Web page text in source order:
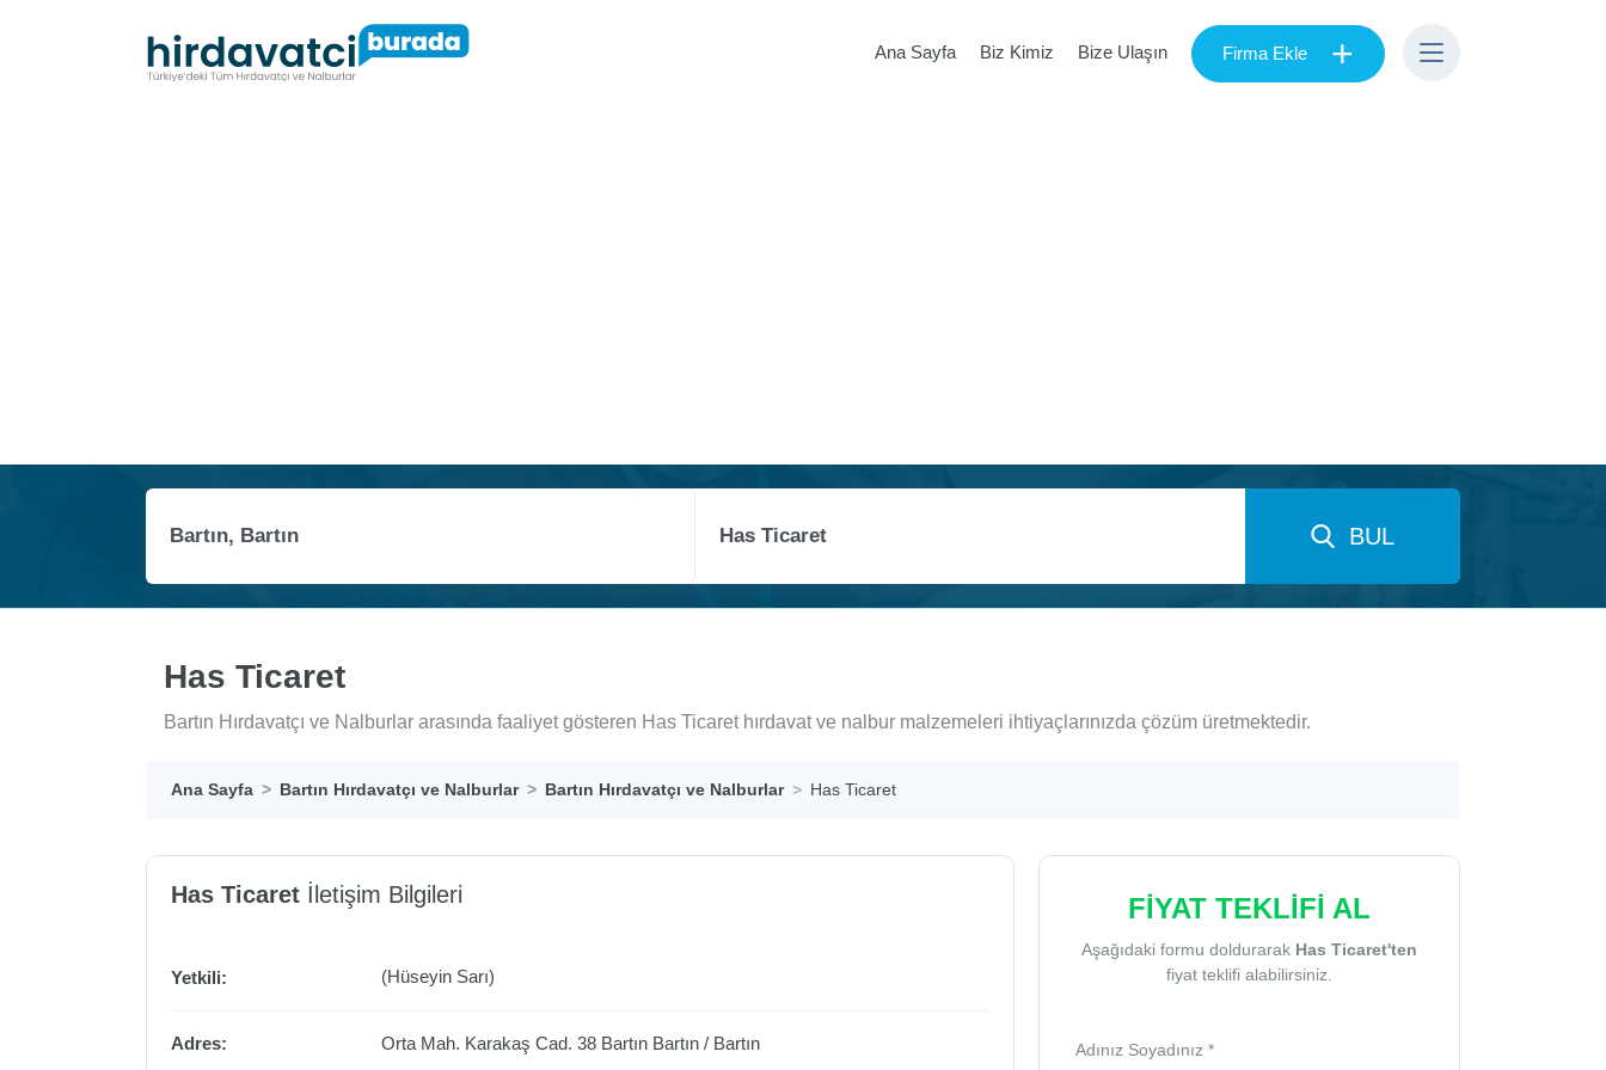
Ana Sayfa Biz Kimiz Bize Ulaşın Firma Ekle +
BUL
Has Ticaret
Bartın Hırdavatçı ve Nalburlar arasında faaliyet gösteren Has Ticaret hırdavat ve nalbur malzemeleri ihtiyaçlarınızda çözüm üretmektedir.
Ana Sayfa Bartın Hırdavatçı ve Nalburlar Bartın Hırdavatçı ve Nalburlar Has Ticaret
Has Ticaret İletişim Bilgileri
Yetkili: (Hüseyin Sarı)
Adres: Orta Mah. Karakaş Cad. 38 Bartın Bartın / Bartın
FİYAT TEKLİFİ AL
Aşağıdaki formu doldurarak Has Ticaret'ten
fiyat teklifi alabilirsiniz.
Adınız Soyadınız *